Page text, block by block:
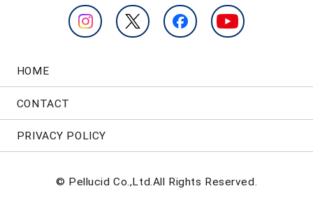
HOME
CONTACT
PRIVACY POLICY
© Pellucid Co.,Ltd.All Rights Reserved.